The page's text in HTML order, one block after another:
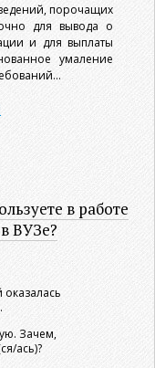
порочащих
для вывода о
и для выплаты
умаление
в работе
ВУЗе?
Зачем,
ась)?